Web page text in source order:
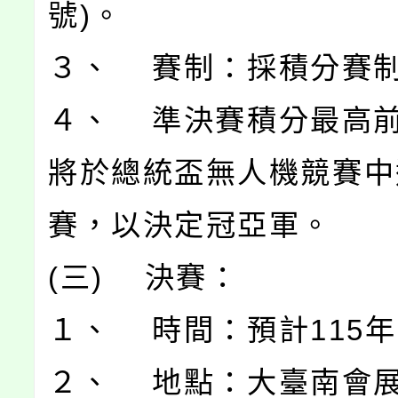
號)。
３、 賽制：採積分賽
４、 準決賽積分最高
將於總統盃無人機競賽
賽，以決定冠亞軍。
(三) 決賽：
１、 時間：預計115
２、 地點：大臺南會